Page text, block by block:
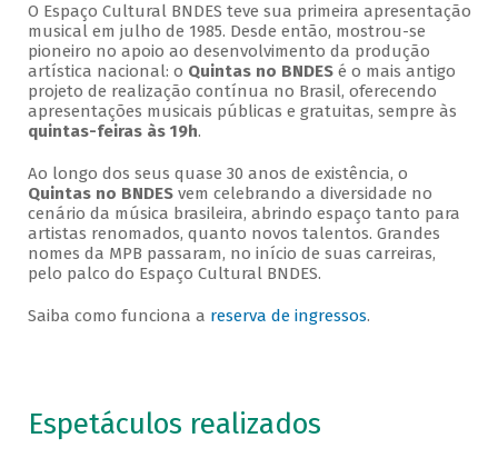
O Espaço Cultural BNDES teve sua primeira apresentação
musical em julho de 1985. Desde então, mostrou-se
pioneiro no apoio ao desenvolvimento da produção
artística nacional: o Quintas no BNDESé o mais antigo
projeto de realização contínua no Brasil, oferecendo
apresentações musicais públicas e gratuitas, sempre às
quintas-feiras às 19h.
Ao longo dos seus quase 30 anos de existência, o
Quintas no BNDESvem celebrando a diversidade no
cenário da música brasileira, abrindo espaço tanto para
artistas renomados, quanto novos talentos. Grandes
nomes da MPB passaram, no início de suas carreiras,
pelo palco do Espaço Cultural BNDES.
Saiba como funciona a reserva de ingressos.
Espetáculos realizados